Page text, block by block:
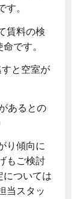
。
賃料の検
です。
と空室が
あるとの
り傾向に
もご検討
については
当スタッ